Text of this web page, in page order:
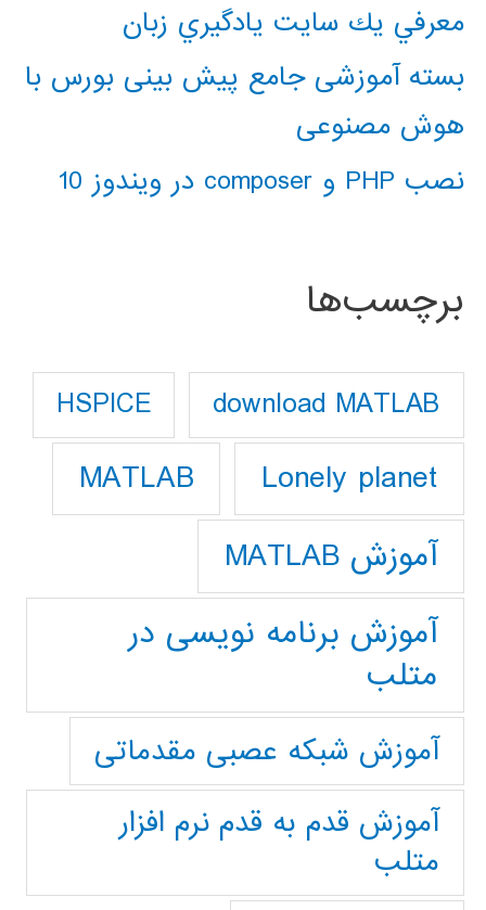
معرفي يك سايت يادگيري زبان
بسته آموزشی جامع پیش بینی بورس با
هوش مصنوعی
نصب PHP و composer در ویندوز 10
برچسب‌ها
download MATLAB
HSPICE
Lonely planet
MATLAB
آموزش MATLAB
آموزش برنامه نویسی در
متلب
آموزش شبکه عصبی مقدماتی
آموزش قدم به قدم نرم افزار
متلب